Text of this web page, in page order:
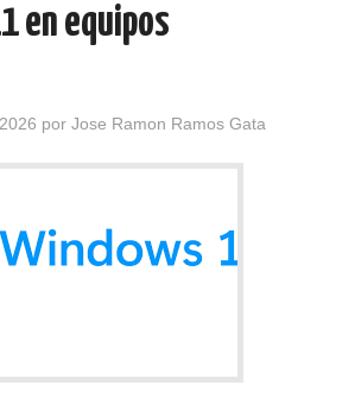
en equipos
porJose Ramon Ramos Gata